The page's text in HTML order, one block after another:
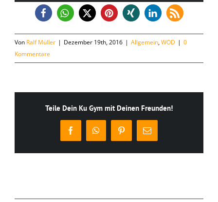
Von Ralf Müller | Dezember 19th, 2016 | Allgemein,WOD | 0
Kommentare
Teile Dein Ku Gym mit Deinen Freunden!
FacebookWhatsAppPinterest
E-
Mail